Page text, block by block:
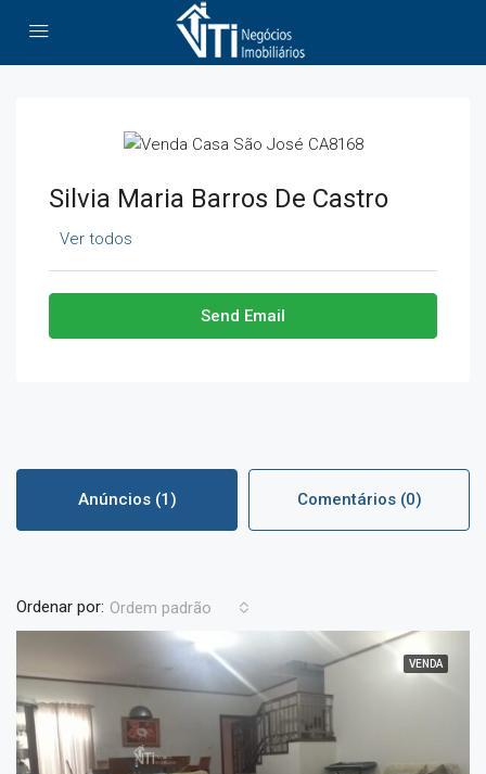
Silvia Maria Barros De Castro
Ver todos
Send Email
Anúncios (1) Comentários (0)
Ordenar por: Ordem padrão
VENDA